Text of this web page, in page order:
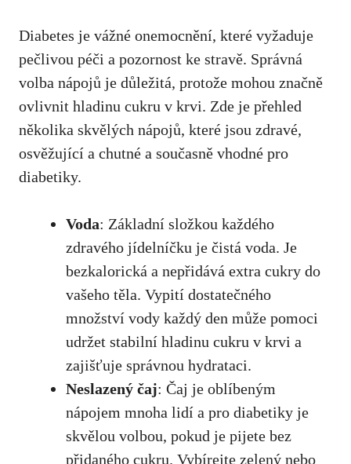
Diabetes je vážné onemocnění,​ které vyžaduje
pečlivou ⁤péči a pozornost‌ ke stravě. Správná
volba ⁢nápojů ⁣je důležitá, protože mohou značně
ovlivnit hladinu cukru v krvi. Zde je přehled
několika skvělých nápojů, které ‍jsou zdravé,
osvěžující a ​chutné ​a současně vhodné pro⁤
diabetiky.
Voda: Základní složkou každého
zdravého⁣ jídelníčku je čistá⁤ voda. Je
bezkalorická a nepřidává ​extra cukry do
vašeho těla. ‌Vypití​ dostatečného
množství ‍vody​ každý den může‍ pomoci
udržet stabilní hladinu cukru v krvi a‍
zajišťuje správnou hydrataci.
Neslazený čaj: Čaj je⁤ oblíbeným
⁣nápojem mnoha lidí a ⁢pro diabetiky ‌je
skvělou volbou, pokud je pijete bez
přidaného​ cukru. Vybírejte zelený ‍nebo